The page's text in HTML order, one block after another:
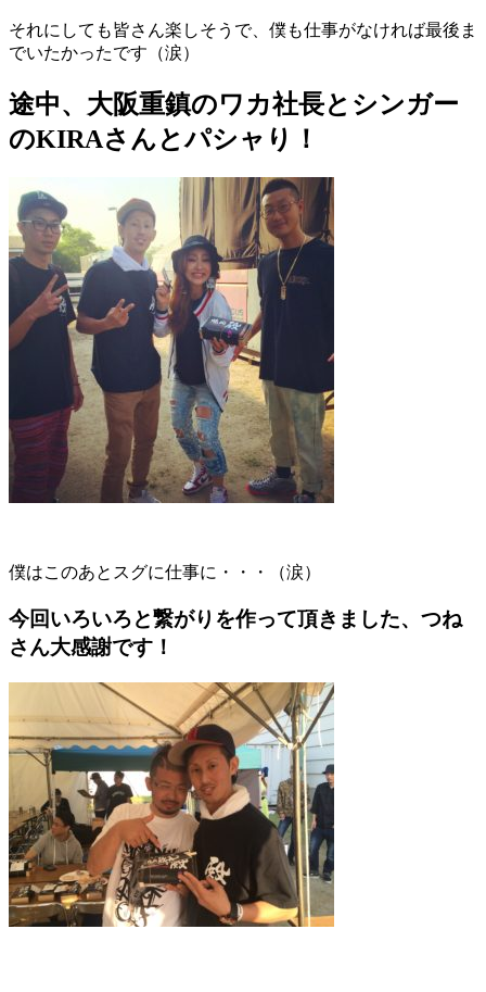
それにしても皆さん楽しそうで、僕も仕事がなければ最後ま
でいたかったです（涙）
途中、大阪重鎮のワカ社長とシンガー
のKIRAさんとパシャり！
僕はこのあとスグに仕事に・・・（涙）
今回いろいろと繋がりを作って頂きました、つね
さん大感謝です！